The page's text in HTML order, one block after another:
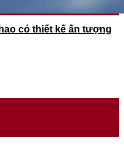
có thiết kế ấn tượng